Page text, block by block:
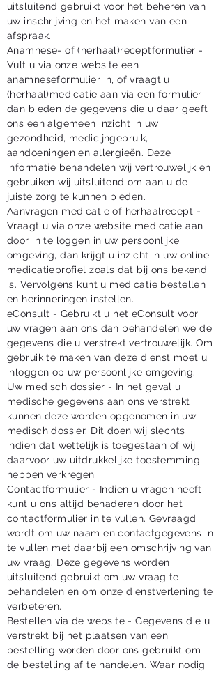
uitsluitend gebruikt voor het beheren van
uw inschrijving en het maken van een
afspraak.
Anamnese- of (herhaal)receptformulier -
Vult u via onze website een
anamneseformulier in, of vraagt u
(herhaal)medicatie aan via een formulier
dan bieden de gegevens die u daar geeft
ons een algemeen inzicht in uw
gezondheid, medicijngebruik,
aandoeningen en allergieën. Deze
informatie behandelen wij vertrouwelijk en
gebruiken wij uitsluitend om aan u de
juiste zorg te kunnen bieden.
Aanvragen medicatie of herhaalrecept -
Vraagt u via onze website medicatie aan
door in te loggen in uw persoonlijke
omgeving, dan krijgt u inzicht in uw online
medicatieprofiel zoals dat bij ons bekend
is. Vervolgens kunt u medicatie bestellen
en herinneringen instellen.
eConsult - Gebruikt u het eConsult voor
uw vragen aan ons dan behandelen we de
gegevens die u verstrekt vertrouwelijk. Om
gebruik te maken van deze dienst moet u
inloggen op uw persoonlijke omgeving.
Uw medisch dossier - In het geval u
medische gegevens aan ons verstrekt
kunnen deze worden opgenomen in uw
medisch dossier. Dit doen wij slechts
indien dat wettelijk is toegestaan of wij
daarvoor uw uitdrukkelijke toestemming
hebben verkregen
Contactformulier - Indien u vragen heeft
kunt u ons altijd benaderen door het
contactformulier in te vullen. Gevraagd
wordt om uw naam en contactgegevens in
te vullen met daarbij een omschrijving van
uw vraag. Deze gegevens worden
uitsluitend gebruikt om uw vraag te
behandelen en om onze dienstverlening te
verbeteren.
Bestellen via de website - Gegevens die u
verstrekt bij het plaatsen van een
bestelling worden door ons gebruikt om
de bestelling af te handelen. Waar nodig